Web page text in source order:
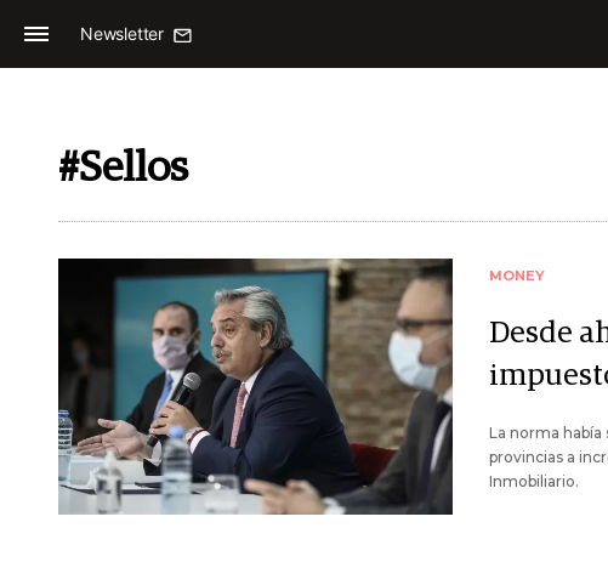
Newsletter
#Sellos
MONEY
Desde
La norma había
provincias a
Inmobiliario.